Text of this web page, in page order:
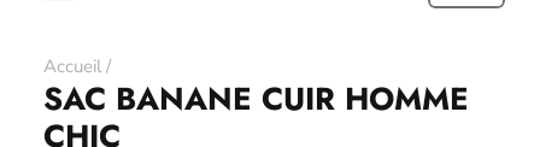
Accueil /
SAC BANANE CUIR HOMME
CHIC